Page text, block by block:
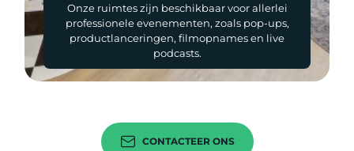
Onze ruimtes zijn beschikbaar voor allerlei
professionele evenementen, zoals pop-ups,
productlanceringen, filmopnames en live
podcasts.
CONTACTEER ONS